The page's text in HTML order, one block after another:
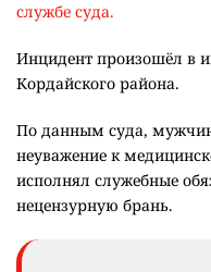
службе суда.
Инцидент произошёл в
Кордайского района.
По данным суда,
неуважение к
исполнял служебные
нецензурную брань.